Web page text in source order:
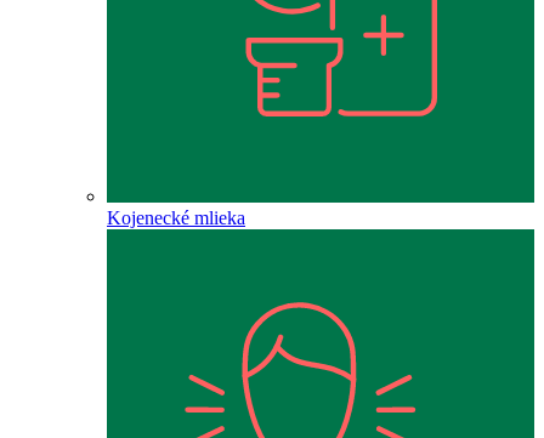
Kojenecké mlieka